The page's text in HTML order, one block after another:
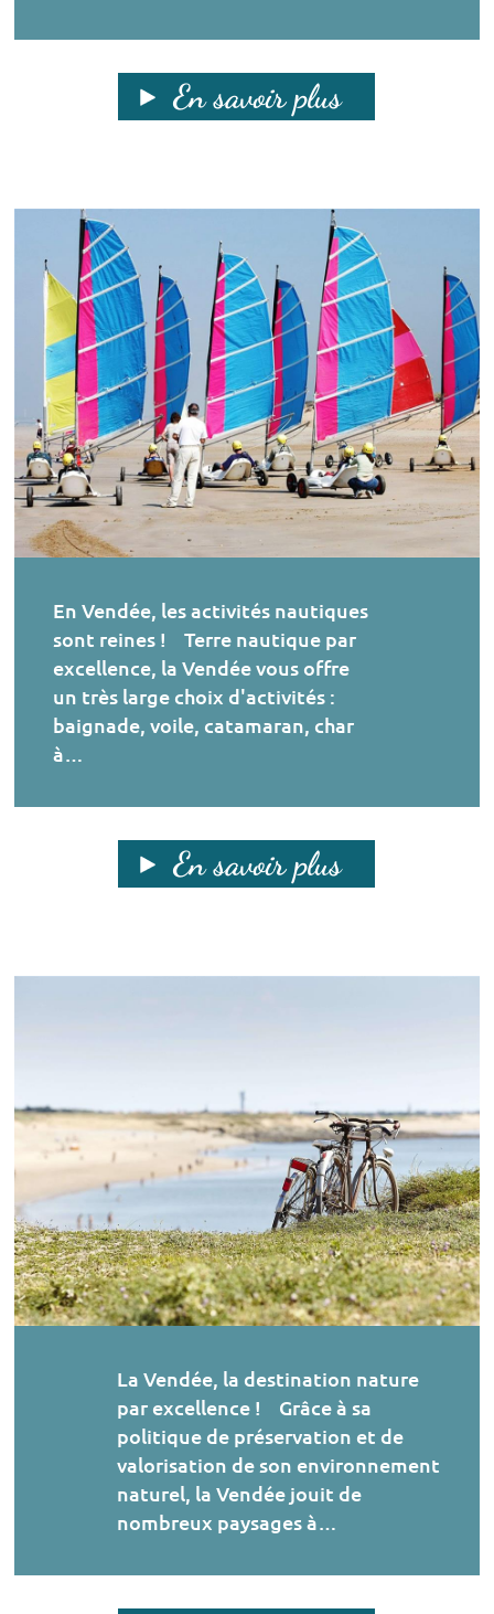
En savoir plus
En Vendée, les activités nautiques
sont reines ! Terre nautique par
excellence, la Vendée vous offre
un très large choix d'activités :
baignade, voile, catamaran, char
à…
En savoir plus
La Vendée, la destination nature
par excellence ! Grâce à sa
politique de préservation et de
valorisation de son environnement
naturel, la Vendée jouit de
nombreux paysages à…